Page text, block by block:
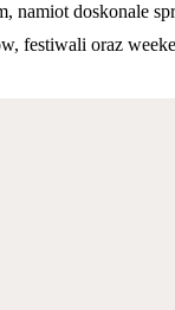
namiot doskonale
festiwali oraz